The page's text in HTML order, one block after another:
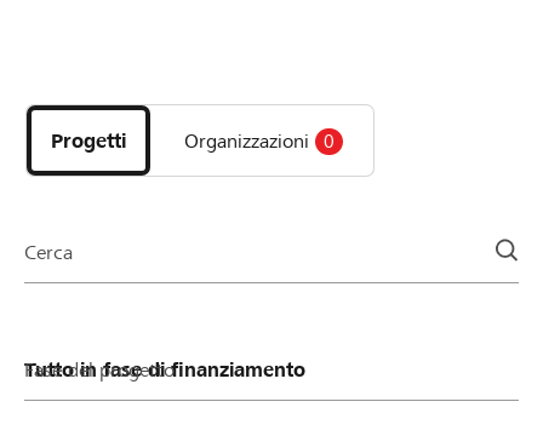
DE FR IT
i
progetti
e
della
Progetti Organizzazioni 0
Cerca
Fase del progetto